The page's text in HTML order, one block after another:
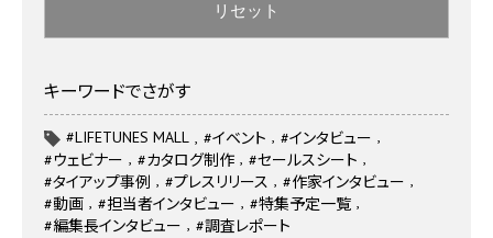
リセット
キーワードでさがす
#LIFETUNES MALL #イベント
#インタビュー
#ウェビナー
#カタログ制作
#セールスシート
#タイアップ事例
#プレスリリース
#作家インタビュー
#動画
#担当者インタビュー
#特集予定一覧
#編集長インタビュー
#調査レポート